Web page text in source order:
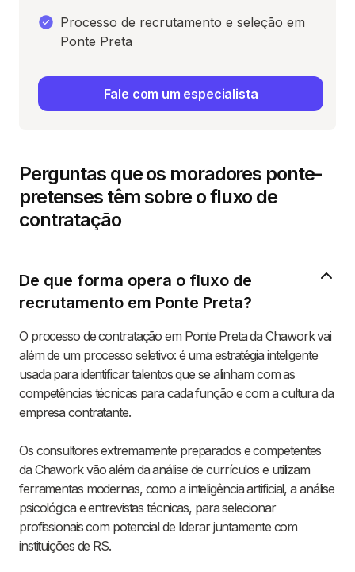
Perguntas que os moradores ponte-
pretenses têm sobre o fluxo de
contratação
De que forma opera o fluxo de
recrutamento em Ponte Preta?
O processo de contratação em Ponte Preta da Chawork vai
além de um processo seletivo: é uma estratégia inteligente
usada para identificar talentos que se alinham com as
competências técnicas para cada função e com a cultura da
empresa contratante.
Os consultores extremamente preparados e competentes
da Chawork vão além da análise de currículos e utilizam
ferramentas modernas, como a inteligência artificial, a análise
psicológica e entrevistas técnicas, para selecionar
profissionais com potencial de liderar juntamente com
instituições de RS.
Processo de recrutamento e seleção em
Ponte Preta
Fale com um especialista